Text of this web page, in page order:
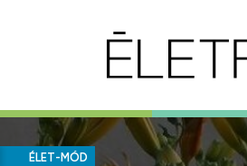
ÉLET-MÓD